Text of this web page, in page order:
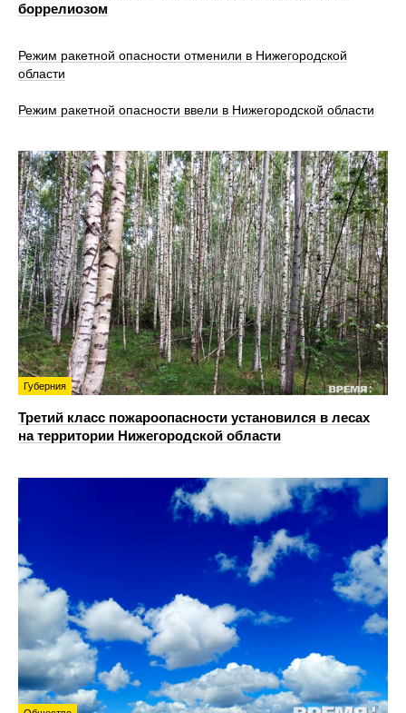
боррелиозом
Режим ракетной опасности отменили в Нижегородской
области
Режим ракетной опасности ввели в Нижегородской области
Губерния
Третий класс пожароопасности установился в лесах
на территории Нижегородской области